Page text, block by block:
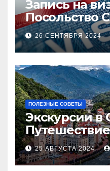
Запись на
Посольство
Пошаговое
26 СЕНТЯБРЯ 2024
ПОЛЕЗНЫЕ СОВЕТЫ
Экскурсии в
25 АВГУСТА 2024